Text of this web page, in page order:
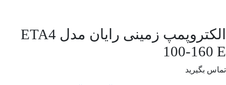
الکتروپمپ زمینی رایان مدل ETA4
100-160 E
تماس بگیرید